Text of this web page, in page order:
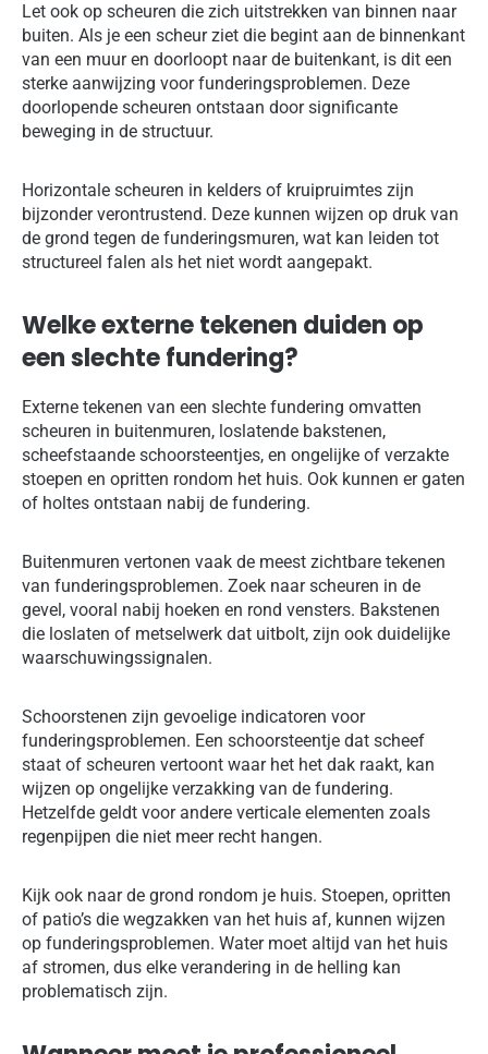
Let ook op scheuren die zich uitstrekken van binnen naar
buiten. Als je een scheur ziet die begint aan de binnenkant
van een muur en doorloopt naar de buitenkant, is dit een
sterke aanwijzing voor funderingsproblemen. Deze
doorlopende scheuren ontstaan door significante
beweging in de structuur.
Horizontale scheuren in kelders of kruipruimtes zijn
bijzonder verontrustend. Deze kunnen wijzen op druk van
de grond tegen de funderingsmuren, wat kan leiden tot
structureel falen als het niet wordt aangepakt.
Welke externe tekenen duiden op
een slechte fundering?
Externe tekenen van een slechte fundering omvatten
scheuren in buitenmuren, loslatende bakstenen,
scheefstaande schoorsteentjes, en ongelijke of verzakte
stoepen en opritten rondom het huis. Ook kunnen er gaten
of holtes ontstaan nabij de fundering.
Buitenmuren vertonen vaak de meest zichtbare tekenen
van funderingsproblemen. Zoek naar scheuren in de
gevel, vooral nabij hoeken en rond vensters. Bakstenen
die loslaten of metselwerk dat uitbolt, zijn ook duidelijke
waarschuwingssignalen.
Schoorstenen zijn gevoelige indicatoren voor
funderingsproblemen. Een schoorsteentje dat scheef
staat of scheuren vertoont waar het het dak raakt, kan
wijzen op ongelijke verzakking van de fundering.
Hetzelfde geldt voor andere verticale elementen zoals
regenpijpen die niet meer recht hangen.
Kijk ook naar de grond rondom je huis. Stoepen, opritten
of patio’s die wegzakken van het huis af, kunnen wijzen
op funderingsproblemen. Water moet altijd van het huis
af stromen, dus elke verandering in de helling kan
problematisch zijn.